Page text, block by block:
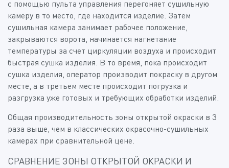
с помощью пульта управления перегоняет сушильную
камеру в то место, где находится изделие. Затем
сушильная камера занимает рабочее положение,
закрываются ворота, начинается нагнетание
температуры за счет циркуляции воздуха и происходит
быстрая сушка изделия. В то время, пока происходит
сушка изделия, оператор производит покраску в другом
месте, а в третьем месте происходит погрузка и
разгрузка уже готовых и требующих обработки изделий.
Общая производительность зоны открытой окраски в 3
раза выше, чем в классических окрасочно-сушильных
камерах при сравнительной цене.
СРАВНЕНИЕ ЗОНЫ ОТКРЫТОЙ ОКРАСКИ И